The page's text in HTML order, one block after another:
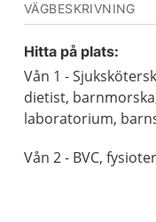
VÄGBESKRIVNING
Hitta på plats:
Vån 1 -
dietist,
laboratorium,
Vån 2 - BVC,